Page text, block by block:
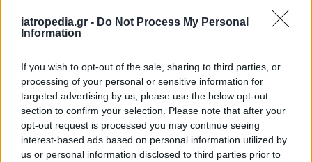
iatropedia.gr - Do Not Process My Personal
Information
If you wish to opt-out of the sale, sharing to third parties, or
processing of your personal or sensitive information for
targeted advertising by us, please use the below opt-out
section to confirm your selection. Please note that after your
opt-out request is processed you may continue seeing
interest-based ads based on personal information utilized by
us or personal information disclosed to third parties prior to
«Συνδρόμου της Αβάνας» ίσως συνέβη νωρίτερα
από το 2016. Ανέφερε ότι «πιθανόν έγιναν
Φρανκφούρτη της Γερμανίας, όταν υπάλληλος
της αμερικανικής κυβέρνησης που υπηρετούσε
στο προξενείο έχασε τις αισθήσεις του από κάτι
που έμοιαζε με ισχυρή ενεργειακή δέσμη».
Φωτογραφία:iStock